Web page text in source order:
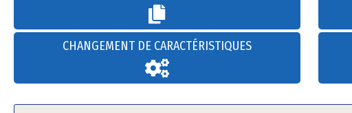
CHANGEMENT DE CARACTÉRISTIQUES